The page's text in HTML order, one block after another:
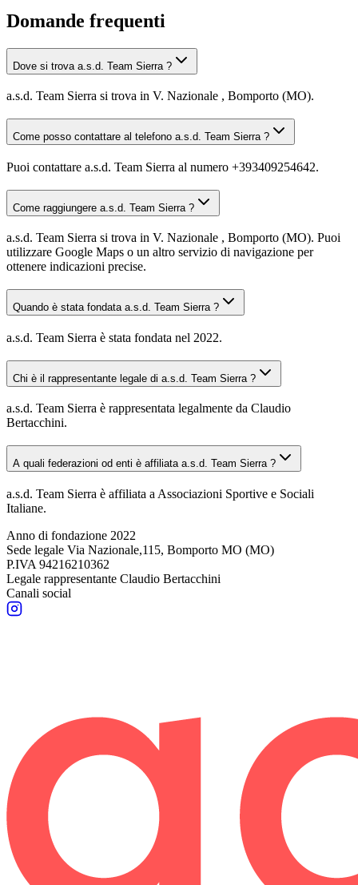
Domande frequenti
Dove si trova a.s.d. Team Sierra ?
a.s.d. Team Sierra si trova in V. Nazionale , Bomporto (MO).
Come posso contattare al telefono a.s.d. Team Sierra ?
Puoi contattare a.s.d. Team Sierra al numero +393409254642.
Come raggiungere a.s.d. Team Sierra ?
a.s.d. Team Sierra si trova in V. Nazionale , Bomporto (MO). Puoi
utilizzare Google Maps o un altro servizio di navigazione per
ottenere indicazioni precise.
Quando è stata fondata a.s.d. Team Sierra ?
a.s.d. Team Sierra è stata fondata nel 2022.
Chi è il rappresentante legale di a.s.d. Team Sierra ?
a.s.d. Team Sierra è rappresentata legalmente da Claudio
Bertacchini.
A quali federazioni od enti è affiliata a.s.d. Team Sierra ?
a.s.d. Team Sierra è affiliata a Associazioni Sportive e Sociali
Italiane.
Anno di fondazione 2022
Sede legale Via Nazionale,115, Bomporto MO (MO)
P.IVA 94216210362
Legale rappresentante Claudio Bertacchini
Canali social